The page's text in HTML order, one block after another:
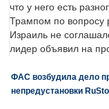
что у него есть
Трампом по вопросу
Израиль не
лидер объявил на
ФАС возбудила дело
непредустановки